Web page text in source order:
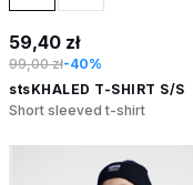
59,40 zł
99,00 zł-40%
stsKHALED T-SHIRT S/S
Short sleeved t-shirt